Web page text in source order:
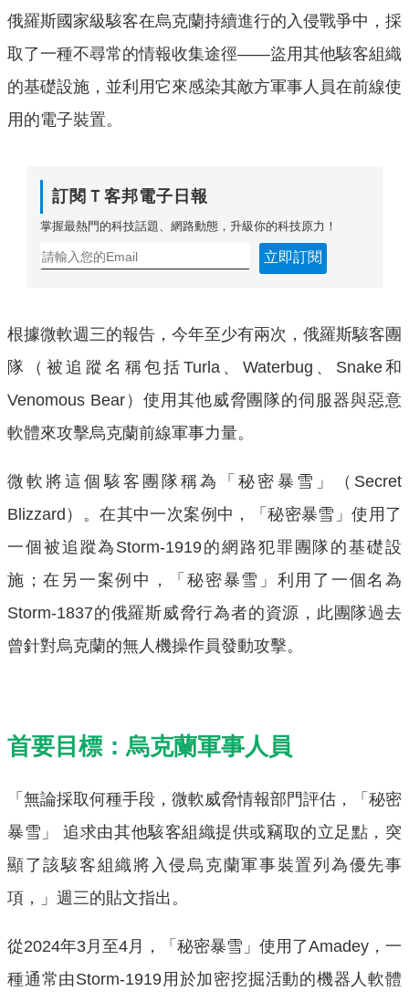
俄羅斯國家級駭客在烏克蘭持續進行的入侵戰爭中，採
取了一種不尋常的情報收集途徑——盜用其他駭客組織
的基礎設施，並利用它來感染其敵方軍事人員在前線使
用的電子裝置。
訂閱Ｔ客邦電子日報
掌握最熱門的科技話題、網路動態，升級你的科技原力！
立即訂閱
根據微軟週三的報告，今年至少有兩次，俄羅斯駭客團
隊（被追蹤名稱包括Turla、Waterbug、Snake和
Venomous Bear）使用其他威脅團隊的伺服器與惡意
軟體來攻擊烏克蘭前線軍事力量。
微軟將這個駭客團隊稱為「秘密暴雪」（Secret
Blizzard）。在其中一次案例中，「秘密暴雪」使用了
一個被追蹤為Storm-1919的網路犯罪團隊的基礎設
施；在另一案例中，「秘密暴雪」利用了一個名為
Storm-1837的俄羅斯威脅行為者的資源，此團隊過去
曾針對烏克蘭的無人機操作員發動攻擊。
首要目標：烏克蘭軍事人員
「無論採取何種手段，微軟威脅情報部門評估，「秘密
暴雪」 追求由其他駭客組織提供或竊取的立足點，突
顯了該駭客組織將入侵烏克蘭軍事裝置列為優先事
項，」週三的貼文指出。
從2024年3月至4月，「秘密暴雪」使用了Amadey，一
種通常由Storm-1919用於加密挖掘活動的機器人軟體